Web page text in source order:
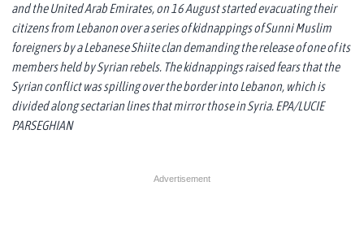
and the United Arab Emirates, on 16 August started evacuating their
citizens from Lebanon over a series of kidnappings of Sunni Muslim
foreigners by a Lebanese Shiite clan demanding the release of one of its
members held by Syrian rebels. The kidnappings raised fears that the
Syrian conflict was spilling over the border into Lebanon, which is
divided along sectarian lines that mirror those in Syria. EPA/LUCIE
PARSEGHIAN